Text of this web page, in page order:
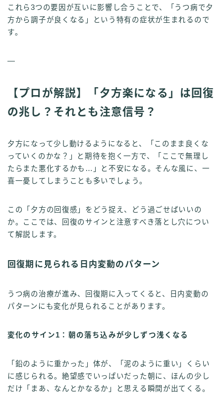
これら3つの要因が互いに影響し合うことで、「うつ病で夕
方から調子が良くなる」という特有の症状が生まれるので
す。
—
【プロが解説】「夕方楽になる」は回復
の兆し？それとも注意信号？
夕方になって少し動けるようになると、「このまま良くな
っていくのかな？」と期待を抱く一方で、「ここで無理し
たらまた悪化するかも…」と不安になる。そんな風に、一
喜一憂してしまうことも多いでしょう。
この「夕方の回復感」をどう捉え、どう過ごせばいいの
か。ここでは、回復のサインと注意すべき落とし穴につい
て解説します。
回復期に見られる日内変動のパターン
うつ病の治療が進み、回復期に入ってくると、日内変動の
パターンにも変化が見られることがあります。
変化のサイン1：朝の落ち込みが少しずつ浅くなる
「鉛のように重かった」体が、「泥のように重い」くらい
に感じられる。絶望感でいっぱいだった朝に、ほんの少し
だけ「まあ、なんとかなるか」と思える瞬間が出てくる。